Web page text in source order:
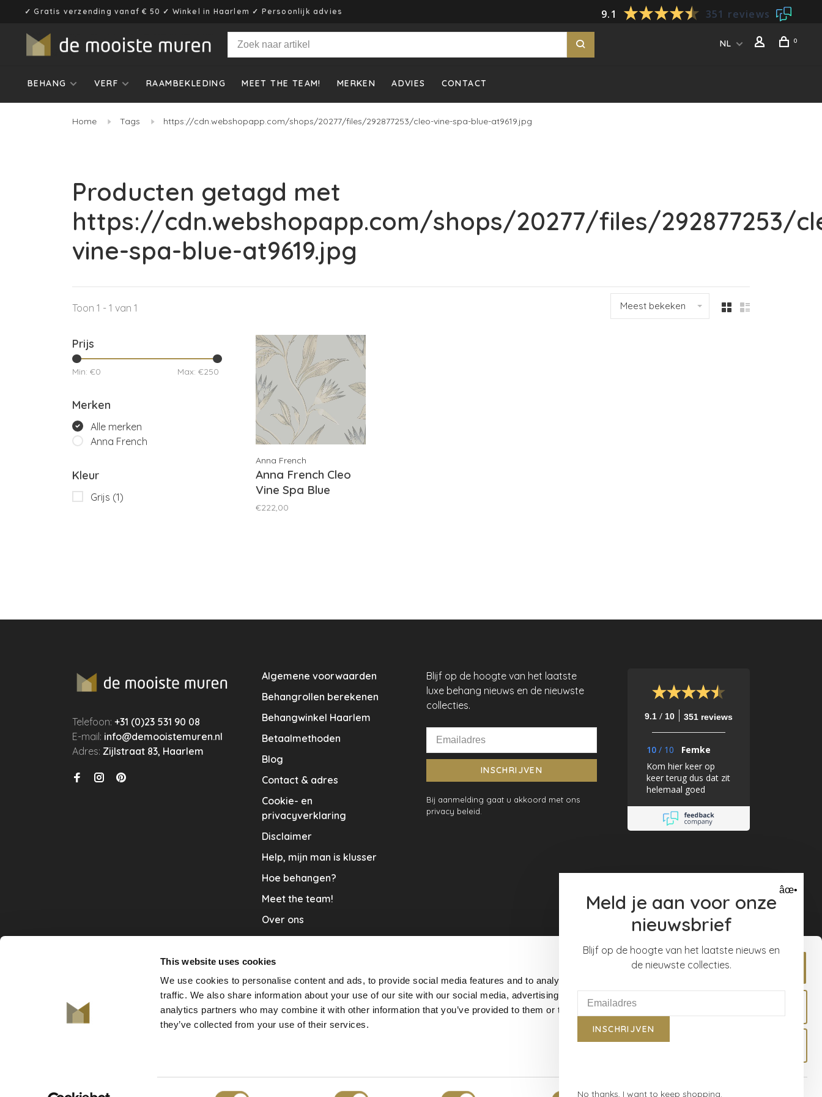
This website uses cookies
We use cookies to personalise content and ads, to provide social media features and to analyse our
traffic. We also share information about your use of our site with our social media, advertising and
analytics partners who may combine it with other information that you’ve provided to them or that
they’ve collected from your use of their services.
Allow all
9.1 351 reviews
✓ Gratis verzending vanaf € 50 ✓ Winkel in Haarlem ✓ Persoonlijk advies
NL 0
BEHANG VERF RAAMBEKLEDING MEET THE TEAM! MERKEN ADVIES CONTACT
Home Tags https://cdn.webshopapp.com/shops/20277/files/292877253/cleo-vine-spa-blue-at9619.jpg
Producten getagd met
https://cdn.webshopapp.com/shops/20277/files/292877253/
vine-spa-blue-at9619.jpg
Toon 1 - 1 van 1 Meest bekeken
Prijs
Min: €0 Max: €250
Merken
Alle merken
Anna French
Kleur
Grijs (1)
Anna French
Anna French Cleo
Vine Spa Blue
AT9619
€222,00
Telefoon:+31 (0)23 531 90 08
E-mail: info@demooistemuren.nl
Adres:Zijlstraat 83, Haarlem
Algemene voorwaarden
Behangrollen berekenen
Behangwinkel Haarlem
Betaalmethoden
Blog
Contact & adres
Cookie- en
privacyverklaring
Disclaimer
Help, mijn man is klusser
Hoe behangen?
Meet the team!
Over ons
Traplopers en vloerkleden
Vacature
Verzending & Retour
Blijf op de hoogte van het laatste
luxe behang nieuws en de nieuwste
collecties.
INSCHRIJVEN
Bij aanmelding gaat u akkoord met ons
privacy beleid.
9.1 / 10 351 reviews
10 / 10
Femke
Kom hier keer op
keer terug dus dat zit
helemaal goed
âœ•
Meld je aan voor onze
nieuwsbrief
Blijf op de hoogte van het laatste nieuws en
de nieuwste collecties.
INSCHRIJVEN
No thanks, I want to keep shopping.